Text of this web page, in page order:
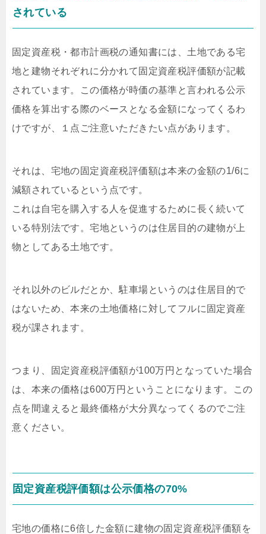
されている
固定資産税・都市計画税の通知書には、土地である宅
地と建物それぞれに分かれて固定資産税評価額が記載
されています。この価格が時価の基準と言われる公示
価格を算出する際のベースとなる金額になってくるわ
けですが、１点ご注意いただきたい点があります。
それは、宅地の固定資産税評価額は本来の金額の1/6に
減額されているという点です。
これは自宅を購入する人を促進するために長く続いて
いる特別法です。宅地というのは住居目的の建物が上
物としてある土地です。
それ以外のビルだとか、駐車場というのは住居目的で
はないため、本来の土地価格に対してフルに固定資産
税が課されます。
つまり、固定資産税評価額が100万円となっていた場合
は、本来の価格は600万円ということになります。この
点を間違えると最終価格が大分異なってくるのでご注
意ください。
固定資産税評価額は公示価格の70%
宅地の価格に6倍した金額に建物の固定資産税評価額を